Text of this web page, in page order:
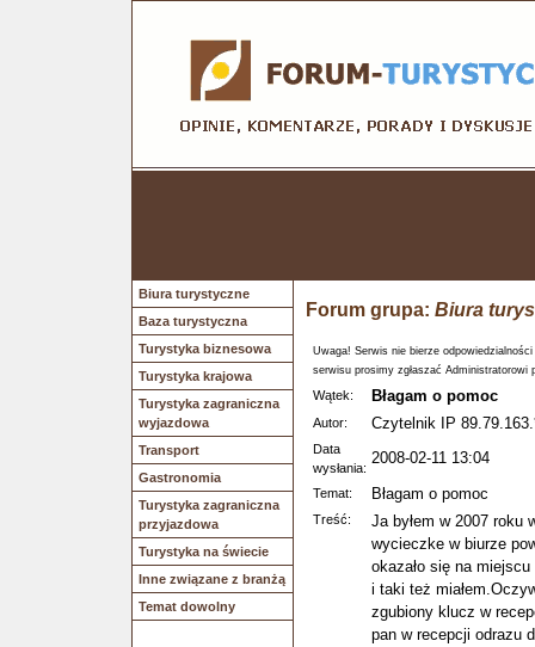
Biura turystyczne
Baza turystyczna
Turystyka biznesowa
Turystyka krajowa
Turystyka zagraniczna
wyjazdowa
Transport
Gastronomia
Turystyka zagraniczna
przyjazdowa
Turystyka na świecie
Inne związane z branżą
Temat dowolny
Forum grupa: Biura
Uwaga! Serwis nie bierze
serwisu prosimy zgłaszać Administratorowi
Wątek: Błagam o pomoc
Autor: Czytelnik IP
Data
wysłania:
2008-02-11 13:04
Temat: Błagam o pomoc
Treść:
Ja byłem w 2007 roku
wycieczke w biurze
okazało się na
i taki też
zgubiony klucz w
pan w recepcji odrazu